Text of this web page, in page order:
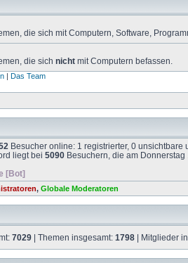
die sich mit Computern, Software,
die sich nicht mit Computern befassen.
| Das Team
Besucher online: 1 registrierter, 0
liegt bei 5090 Besuchern, die am
[Bot]
, Globale Moderatoren
7029 | Themen insgesamt: 1798 | Mitglieder